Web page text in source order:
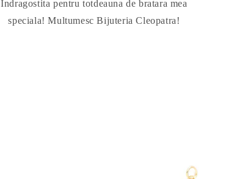
Indragostita pentru totdeauna de bratara mea
speciala! Multumesc Bijuteria Cleopatra!